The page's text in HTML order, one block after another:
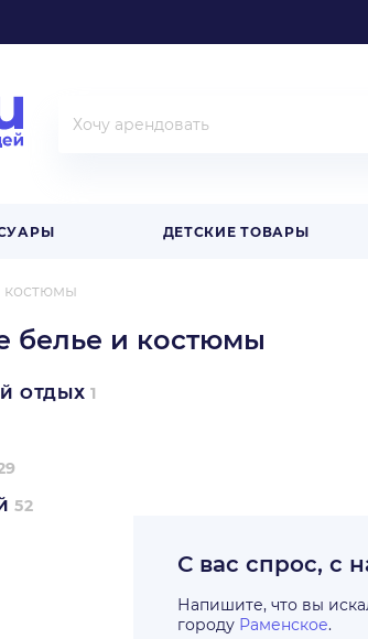
ДЕТСКИЕ ТОВАРЫ
костюмы
белье и костюмы
ОТДЫХ 1
52
С вас спрос, с
Напишите, что вы
городу Раменское.